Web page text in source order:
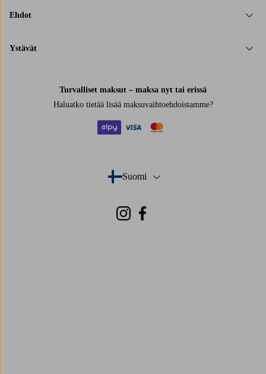
Ehdot
Ystävät
Turvalliset maksut – maksa nyt tai erissä
Haluatko tietää lisää maksuvaihtoehdoistamme?
Suomi
- Valitse maa